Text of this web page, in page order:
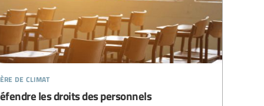
de climat
les droits des personnels